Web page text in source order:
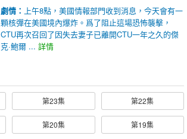
劇情： 上午8點，美國情報部門收到消息，今天會有一
顆核彈在美國境內爆炸。爲了阻止這場恐怖襲擊，
CTU再次召回了因失去妻子已離開CTU一年之久的傑
克·鮑爾 ... 詳情
第23集 第22集
第20集 第19集